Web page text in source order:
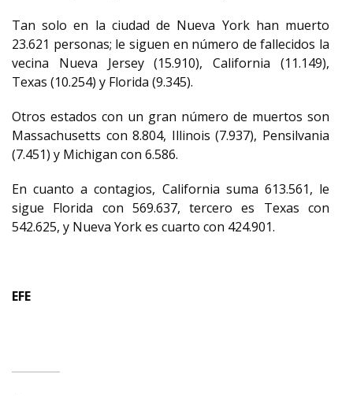
Tan solo en la ciudad de Nueva York han muerto
23.621 personas; le siguen en número de fallecidos la
vecina Nueva Jersey (15.910), California (11.149),
Texas (10.254) y Florida (9.345).
Otros estados con un gran número de muertos son
Massachusetts con 8.804, Illinois (7.937), Pensilvania
(7.451) y Michigan con 6.586.
En cuanto a contagios, California suma 613.561, le
sigue Florida con 569.637, tercero es Texas con
542.625, y Nueva York es cuarto con 424.901.
EFE